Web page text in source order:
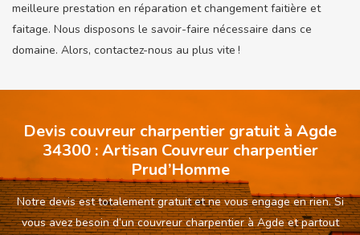
meilleure prestation en réparation et changement faitière et
faitage. Nous disposons le savoir-faire nécessaire dans ce
domaine. Alors, contactez-nous au plus vite !
Devis couvreur charpentier gratuit à Agde
34300 : Artisan Couvreur charpentier
Prud’Homme
Notre devis est totalement gratuit et ne vous engage en rien. Si
vous avez besoin d’un couvreur charpentier à Agde et partout